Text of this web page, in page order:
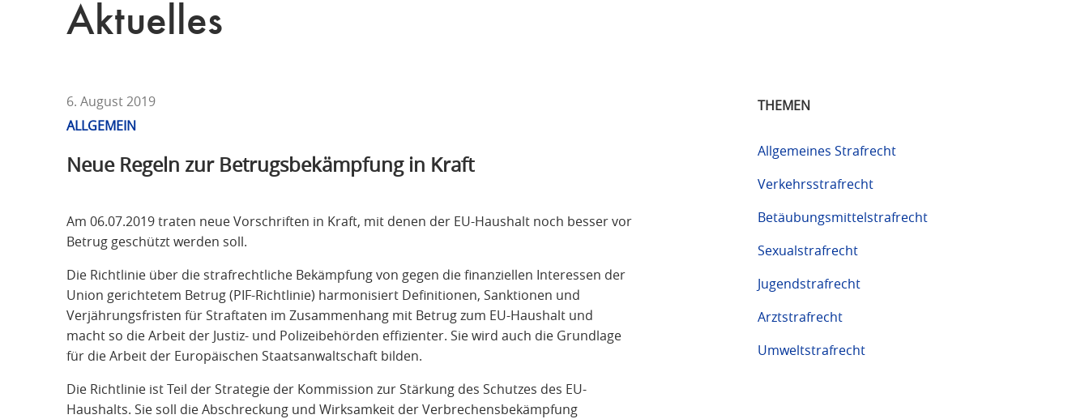
Ü
H
Aktuelles
6. August 2019
ALLGEMEIN
Neue Regeln zur Betrugsbekämpfung in Kraft
Am 06.07.2019 traten neue Vorschriften in Kraft, mit denen der EU-Haushalt noch besser vor
Betrug geschützt werden soll.
Die Richtlinie über die strafrechtliche Bekämpfung von gegen die finanziellen Interessen der
Union gerichtetem Betrug (PIF-Richtlinie) harmonisiert Definitionen, Sanktionen und
Verjährungsfristen für Straftaten im Zusammenhang mit Betrug zum EU-Haushalt und
macht so die Arbeit der Justiz- und Polizeibehörden effizienter. Sie wird auch die Grundlage
für die Arbeit der Europäischen Staatsanwaltschaft bilden.
Die Richtlinie ist Teil der Strategie der Kommission zur Stärkung des Schutzes des EU-
Haushalts. Sie soll die Abschreckung und Wirksamkeit der Verbrechensbekämpfung
THEMEN
Allgemeines Strafrecht
Verkehrsstrafrecht
Betäubungsmittelstrafrecht
Sexualstrafrecht
Jugendstrafrecht
Arztstrafrecht
Umweltstrafrecht